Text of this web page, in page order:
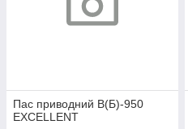
Пас приводний В(Б)-950
EXCELLENT